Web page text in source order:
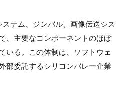
テム、ジンバル、画像伝送シス
、主要なコンポーネントのほぼ
いる。この体制は、ソフトウェ
部委託するシリコンバレー企業